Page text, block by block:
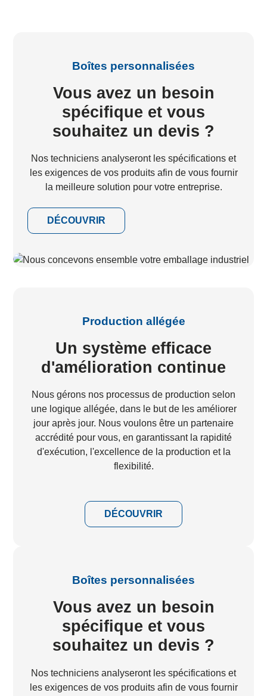
Boîtes personnalisées
Vous avez un besoin
spécifique et vous
souhaitez un devis ?
Nos techniciens analyseront les spécifications et
les exigences de vos produits afin de vous fournir
la meilleure solution pour votre entreprise.
DÉCOUVRIR
Production allégée
Un système efficace
d'amélioration continue
Nous gérons nos processus de production selon
une logique allégée, dans le but de les améliorer
jour après jour. Nous voulons être un partenaire
accrédité pour vous, en garantissant la rapidité
d'exécution, l'excellence de la production et la
flexibilité.
DÉCOUVRIR
Boîtes personnalisées
Vous avez un besoin
spécifique et vous
souhaitez un devis ?
Nos techniciens analyseront les spécifications et
les exigences de vos produits afin de vous fournir